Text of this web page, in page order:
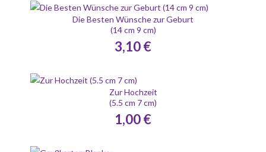
Die Besten Wünsche zur Geburt
(14 cm 9 cm)
3,10 €
Zur Hochzeit
(5.5 cm 7 cm)
1,00 €